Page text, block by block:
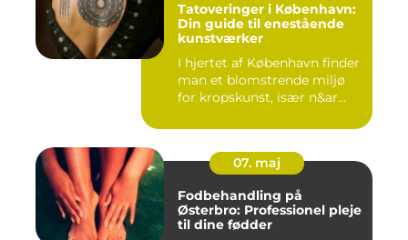
Tatoveringer i København:
Din guide til enestående
kunstværker
I hjertet af København finder
man et blomstrende miljø
for kropskunst, især n&ar...
07. maj
Fodbehandling på
Østerbro: Professionel pleje
til dine fødder